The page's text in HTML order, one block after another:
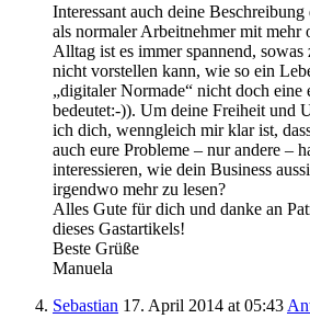
Interessant auch deine
als normaler Arbeitnehmer mit mehr
Alltag ist es immer spannend,
nicht vorstellen kann, wie so ein
„digitaler Normade“ nicht doch eine
bedeutet:-)). Um deine Freiheit und
ich dich, wenngleich mir klar ist,
auch eure Probleme – nur andere –
interessieren, wie dein Business
irgendwo mehr zu lesen?
Alles Gute für dich und danke an
dieses Gastartikels!
Beste Grüße
Manuela
Sebastian 17. April 2014 at 05:43